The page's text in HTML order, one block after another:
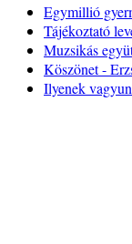
Egymillió
Tájékoztató
Muzsikás
Köszönet -
Ilyenek